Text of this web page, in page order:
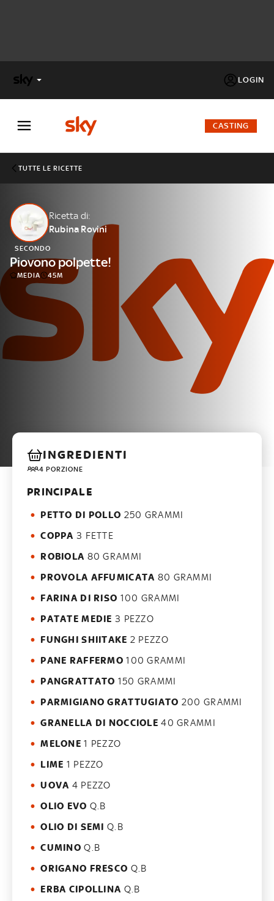
LOGIN
FACTOR
Cos’altro vedere:
PROGRAMMI SKY
Un mondo di offerte:
SKY.IT
NOW
CASTING
TUTTE LE RICETTE
Ricetta di:
Rubina Rovini
SECONDO
Piovono polpette!
MEDIA 45M
INGREDIENTI
4 PORZIONE
PRINCIPALE
PETTO DI POLLO 250 GRAMMI
COPPA 3 FETTE
ROBIOLA 80 GRAMMI
PROVOLA AFFUMICATA 80 GRAMMI
FARINA DI RISO 100 GRAMMI
PATATE MEDIE 3 PEZZO
FUNGHI SHIITAKE 2 PEZZO
PANE RAFFERMO 100 GRAMMI
PANGRATTATO 150 GRAMMI
PARMIGIANO GRATTUGIATO 200 GRAMMI
GRANELLA DI NOCCIOLE 40 GRAMMI
MELONE 1 PEZZO
LIME 1 PEZZO
UOVA 4 PEZZO
OLIO EVO Q.B
OLIO DI SEMI Q.B
CUMINO Q.B
ORIGANO FRESCO Q.B
ERBA CIPOLLINA Q.B